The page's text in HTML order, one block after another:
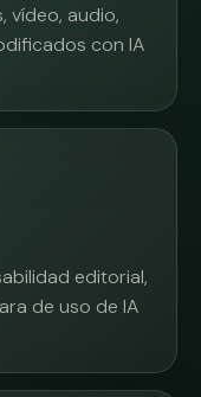
vídeo, audio,
con IA
editorial,
de uso de IA